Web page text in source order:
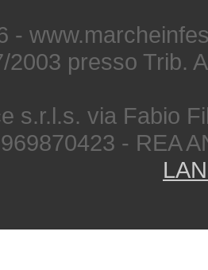
-
2003 presso Trib.
s.r.l.s. via Fabio
- REA